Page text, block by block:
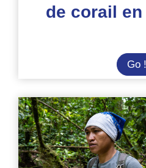
de corail
Go !